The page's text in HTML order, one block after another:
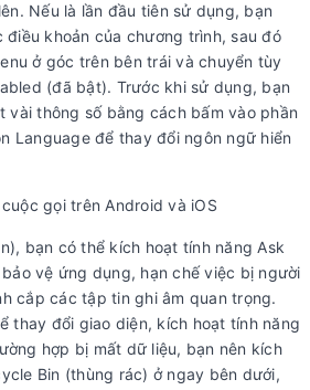
Nếu là lần đầu tiên sử dụng, bạn
khoản của chương trình, sau đó
ở góc trên bên trái và chuyển tùy
(đã bật). Trước khi sử dụng, bạn
vài thông số bằng cách bấm vào phần
Language để thay đổi ngôn ngữ hiển
bạn có thể kích hoạt tính năng Ask
vệ ứng dụng, hạn chế việc bị người
cắp các tập tin ghi âm quan trọng.
thay đổi giao diện, kích hoạt tính năng
hợp bị mất dữ liệu, bạn nên kích
Bin (thùng rác) ở ngay bên dưới,